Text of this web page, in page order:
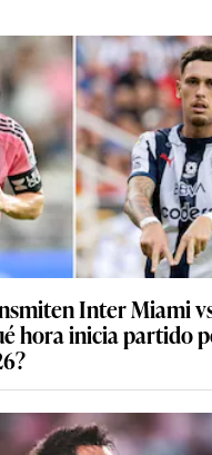
Inter Miami
hora inicia partido